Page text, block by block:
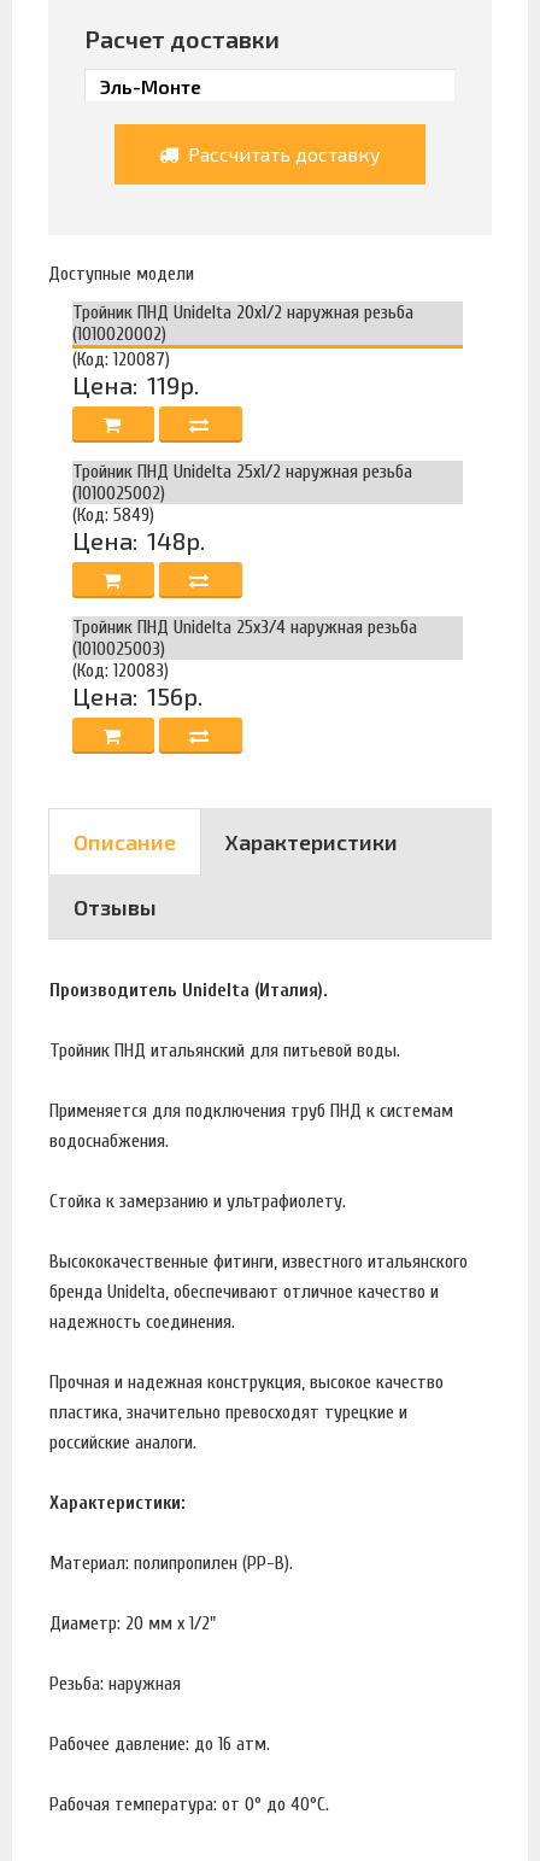
Расчет доставки
Рассчитать доставку
Доступные модели
Тройник ПНД Unidelta 20х1/2 наружная резьба
(1010020002)
(Код: 120087)
Цена: 119р.
Тройник ПНД Unidelta 25х1/2 наружная резьба
(1010025002)
(Код: 5849)
Цена: 148р.
Тройник ПНД Unidelta 25х3/4 наружная резьба
(1010025003)
(Код: 120083)
Цена: 156р.
Описание Характеристики
Отзывы
Производитель Unidelta (Италия).
Тройник ПНД итальянский для питьевой воды.
Применяется для подключения труб ПНД к системам
водоснабжения.
Стойка к замерзанию и ультрафиолету.
Высококачественные фитинги, известного итальянского
бренда Unidelta, обеспечивают отличное качество и
надежность соединения.
Прочная и надежная конструкция, высокое качество
пластика, значительно превосходят турецкие и
российские аналоги.
Характеристики:
Материал: полипропилен (PP-B).
Диаметр: 20 мм х 1/2"
Резьба: наружная
Рабочее давление: до 16 атм.
Рабочая температура: от 0° до 40°С.